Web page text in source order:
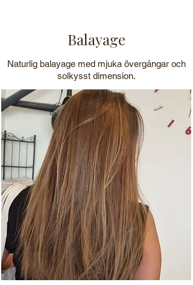
Balayage
Naturlig balayage med mjuka övergångar och
solkysst dimension.